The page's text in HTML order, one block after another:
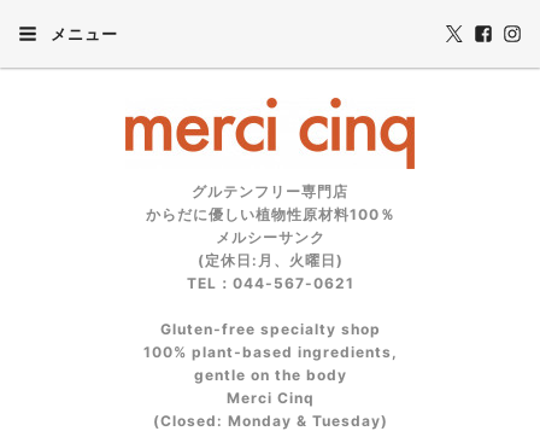
メニュー
グルテンフリー専門店
からだに優しい植物性原材料100％
メルシーサンク
(定休日:月、火曜日)
TEL：044-567-0621
Gluten‑free specialty shop
100% plant‑based ingredients,
gentle on the body
Merci Cinq
(Closed: Monday & Tuesday)